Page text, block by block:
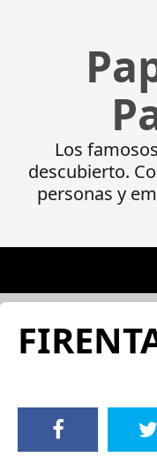
Los
descubierto.
personas y